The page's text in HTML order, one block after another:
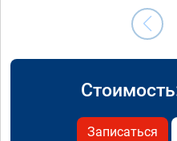
Записаться